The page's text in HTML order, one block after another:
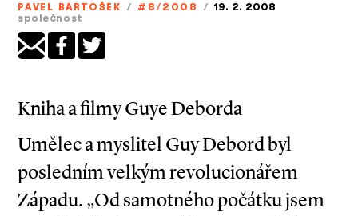
PAVEL BARTOŠEK / #8/2008 / 19. 2. 2008
společnost
Kniha a filmy Guye Deborda
Umělec a myslitel Guy Debord byl
posledním velkým revolucionářem
Západu. „Od samotného počátku jsem